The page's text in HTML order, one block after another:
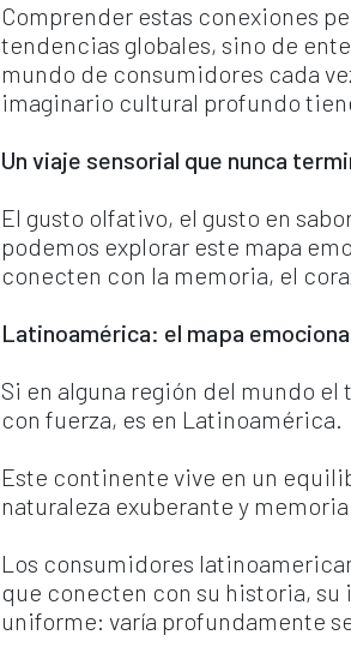
Comprender estas conexiones
tendencias globales, sino de
mundo de consumidores cada
imaginario cultural profundo
Un viaje sensorial que nunca
El gusto olfativo, el gusto en
podemos explorar este mapa
conecten con la memoria, el
Latinoamérica: el mapa
Si en alguna región del mundo
con fuerza, es en Latinoamérica.
Este continente vive en un
naturaleza exuberante y
Los consumidores
que conecten con su historia,
uniforme: varía profundamente